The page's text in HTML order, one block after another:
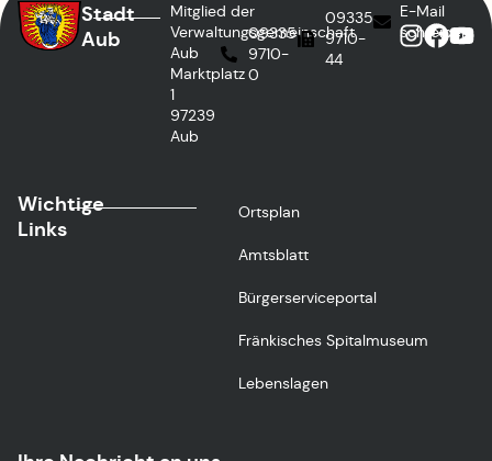
Stadt
Aub
Mitglied der
Verwaltungsgemeinschaft
Aub
Marktplatz
1
97239
Aub
09335
9710-
0
09335
9710-
44
E-Mail
schreiben
Wichtige
Links
Ortsplan
Amtsblatt
Bürgerserviceportal
Fränkisches Spitalmuseum
Lebenslagen